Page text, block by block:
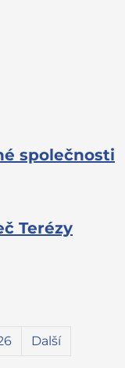
společnosti
Terézy
Další